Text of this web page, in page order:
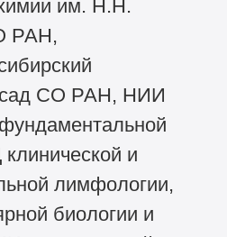
им. Н.Н.
РАН,
сад СО РАН, НИИ
и
лимфологии,
биологии и